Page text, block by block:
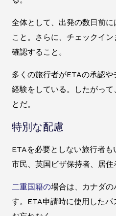
全体として、出発の数日前
こと。さらに、チェックイ
確認すること。
多くの旅行者がETAの承認
経験をしている。したがっ
とだ。
特別な配慮
ETAを必要としない旅行者
市民、英国ビザ保持者、居住
二重国籍の場合は、カナダの
す。ETA申請時に使用した